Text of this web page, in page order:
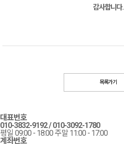
감사합니다.
목록가기
대표번호
010-3832-9192/010-3092-1780
평일 09:00 - 18:00 주말 11:00 - 17:00
계좌번호